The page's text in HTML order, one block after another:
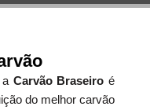
Carvão Braseiro é
do melhor carvão